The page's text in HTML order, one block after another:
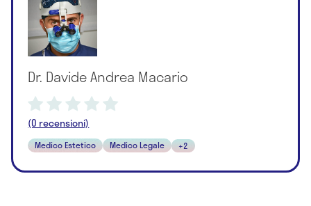
Dr. Davide Andrea Macario
(0 recensioni)
Medico Estetico Medico Legale +2